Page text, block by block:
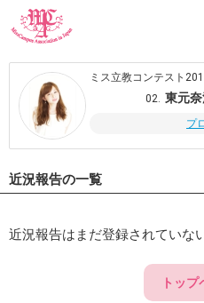
ミス立教コンテスト
02. 東元
プ
近況報告の一覧
近況報告はまだ登録されていな
トップ